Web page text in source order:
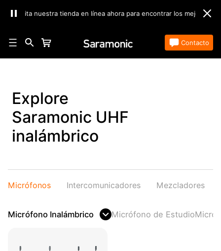
Visita nuestra tienda en línea ahora para encontrar los mejores
Contacto
Explore
Saramonic UHF
inalámbrico
Micrófonos Intercomunicadores Mezcladores
Micrófono Inalámbrico Micrófono de Estudio